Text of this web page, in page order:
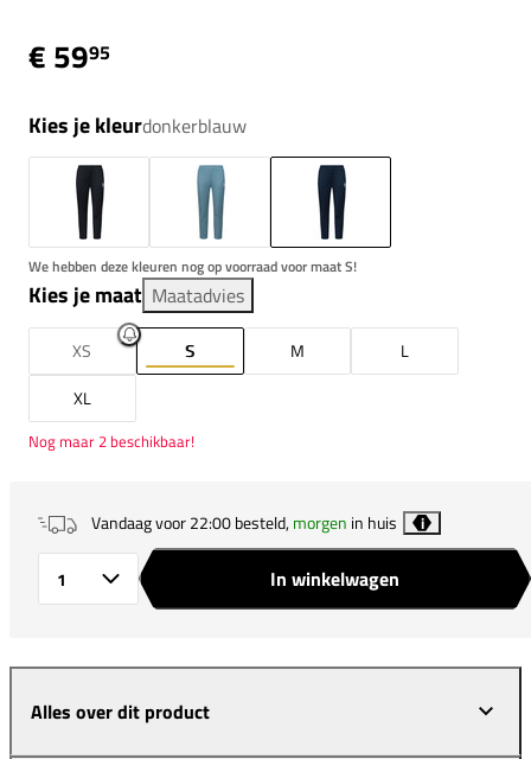
€ 5995
Kies je kleurdonkerblauw
We hebben deze kleuren nog op voorraad voor maat S!
Kies je maat Maatadvies
XS S M
L
XL
Nog maar 2 beschikbaar!
Vandaag voor 22:00 besteld,morgen in huis i
In winkelwagen
Alles over dit product